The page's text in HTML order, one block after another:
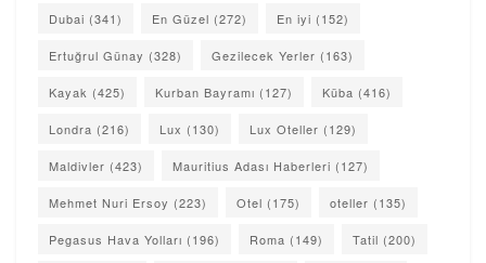
Dubai (341) En Güzel (272) En iyi (152)
Ertuğrul Günay (328) Gezilecek Yerler (163)
Kayak (425) Kurban Bayramı (127) Küba (416)
Londra (216) Lux (130) Lux Oteller (129)
Maldivler (423) Mauritius Adası Haberleri (127)
Mehmet Nuri Ersoy (223) Otel (175) oteller (135)
Pegasus Hava Yolları (196) Roma (149) Tatil (200)